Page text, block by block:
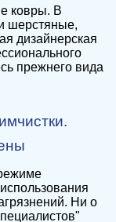
ковры. В
шерстяные,
дизайнерская
прежнего вида
Ни о